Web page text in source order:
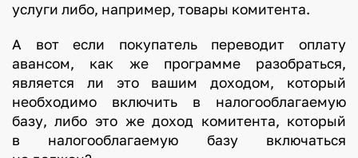
услуги либо, например, товары комитента.
А вот если покупатель переводит оплату
авансом, как же программе разобраться,
является ли это вашим доходом, который
необходимо включить в налогооблагаемую
базу, либо это же доход комитента, который
в налогооблагаемую базу включаться